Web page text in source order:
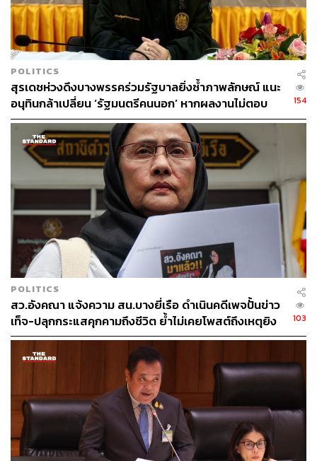
2. อาจติดคุกจากคดีฮั้ว สว. ที่ศาลอาญาคดีทุจริตฯ รับฟ้องคดี
ที่กลุ่ม สว.สำรอง ยื่นฟ้องประธาน กกต. พร้อมพวก 8 คน ฐาน
ปฏิบัติหน้าที่มิชอบตาม ม.157 กรณีจงใจประวิงเวลาสอบคดี
ฮั้ว สว. โดยศาลสั่งให้ กกต. แจงเอกสารภายใน 23 มกราคม
2569 ขณะที่ กกต. พยายามยื้อคดีและตั้งกรรมการสอบเพิ่ม
โดยศาลคดีทุจริตฯ เลื่อนฟังคำสั่งคดีเป็นวันที่ 20 เมษายนนี้
เมธาเสนอว่า การจัดการเลือกตั้งใหม่ไม่ยากเลย แค่พิมพ์บัตร
เลือกตั้งใหม่โดยไม่ต้องมีบาร์โค้ดและคิวอาร์โค้ดแบบวัน
อาทิตย์ แล้วจัดการเลือกตั้งได้เลย และเวลานับคะแนนจะต้อง
บันทึกวิดีโอไว้เป็นหลักฐานให้ตรวจสอบได้ ทุกอย่างก็จะจบ
อย่างโปร่งใส ตรวจสอบได้ คะแนนผู้มาใช้สิทธิ์ตรงกับผล
คะแนนแต่ละเขตก็จบ
ทั้งนี้ ครป. เครือข่ายองค์กรประชาธิปไตยและเครือข่ายภาค
ประชาชน นักวิชาการ จะประชุมตรวจสอบการทุจริตการ
เลือกตั้ง ข้อเสนอในการแก้ไขปัญหา การปฏิรูป กกต. และ
องค์กรอิสระ ในวันพุธที่ 25 กุมภาพันธ์นี้ โดยจะมีการแถลง
ข่าวในเวลา 14.30 น. ที่โรงแรมโนโวเทล สยามสแควร์ โดย
มี คุณหญิงสุดารัตน์ เกยุราพรรณ ในฐานะภาคประชาชน
ตรวจสอบการทุจริตการเลือกตั้ง, สมชัย ศรีสุทธิยากร อดีต
กกต., ลัดดาวัลย์ ตันติวิทยาพิทักษ์ ประธาน ครป. และ
เลขาธิการ P-Net, เมธา มาสขาว เลขาธิการ ครป.
ผอ.สถาบันสังคมประชาธิปไตย
รวมถึงดร. ธรรม์ธีร์ สุกโชติรัตน์
หรือ ‘ดร.เรือบิน’ ผอ.ดีโหวต
POLITICS
สุรเดชห่วงดึงบางพรรคร่วมรัฐบาลยิ่งซ้ำภาพลักษณ์ แนะ
อนุทินกล้าเปลี่ยน ‘รัฐมนตรีคนนอก’ หากผลงานไม่ตอบ
โจทย์ เปิดทางคนเก่งช่วยประเทศ
154
POLITICS
สว.อังคณา แจ้งความ สน.บางยี่เรือ ดำเนินคดีเพจปั้นข่าว
เท็จ-ปลุกกระแสคุกคามถึงชีวิต ย้ำไม่เคยโพสต์ถึงเหตุยิง
ทหารพราน 5 นาย ที่นราธิวาส
103